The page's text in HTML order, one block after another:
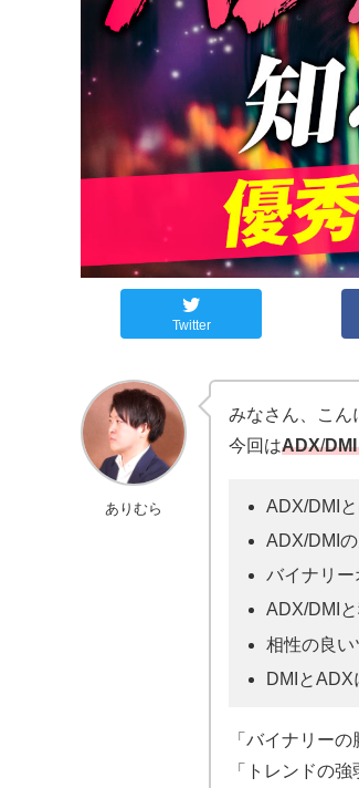
Twitter
ありむら
みなさん、こん
今回はADX/DMI
ADX/DMI
ADX/DMI
バイナリ
ADX/DMI
相性の良
DMIとADX
「バイナリー
「トレンドの